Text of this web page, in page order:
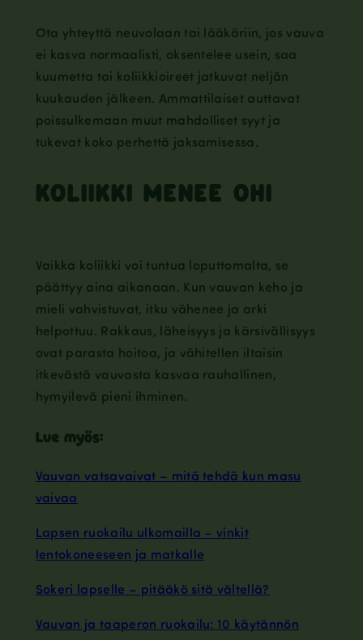
Ota yhteyttä neuvolaan tai lääkäriin, jos vauva
ei kasva normaalisti, oksentelee usein, saa
kuumetta tai koliikkioireet jatkuvat neljän
kuukauden jälkeen. Ammattilaiset auttavat
poissulkemaan muut mahdolliset syyt ja
tukevat koko perhettä jaksamisessa.
KOLIIKKI MENEE OHI
Vaikka koliikki voi tuntua loputtomalta, se
päättyy aina aikanaan. Kun vauvan keho ja
mieli vahvistuvat, itku vähenee ja arki
helpottuu. Rakkaus, läheisyys ja kärsivällisyys
ovat parasta hoitoa, ja vähitellen iltaisin
itkevästä vauvasta kasvaa rauhallinen,
hymyilevä pieni ihminen.
Lue myös:
Vauvan vatsavaivat – mitä tehdä kun masu
vaivaa
Lapsen ruokailu ulkomailla – vinkit
lentokoneeseen ja matkalle
Sokeri lapselle – pitääkö sitä vältellä?
Vauvan ja taaperon ruokailu: 10 käytännön